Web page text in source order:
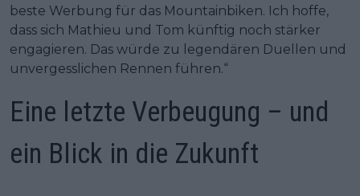
beste Werbung für das Mountainbiken. Ich hoffe,
dass sich Mathieu und Tom künftig noch stärker
engagieren. Das würde zu legendären Duellen und
unvergesslichen Rennen führen.“
Eine letzte Verbeugung – und
ein Blick in die Zukunft